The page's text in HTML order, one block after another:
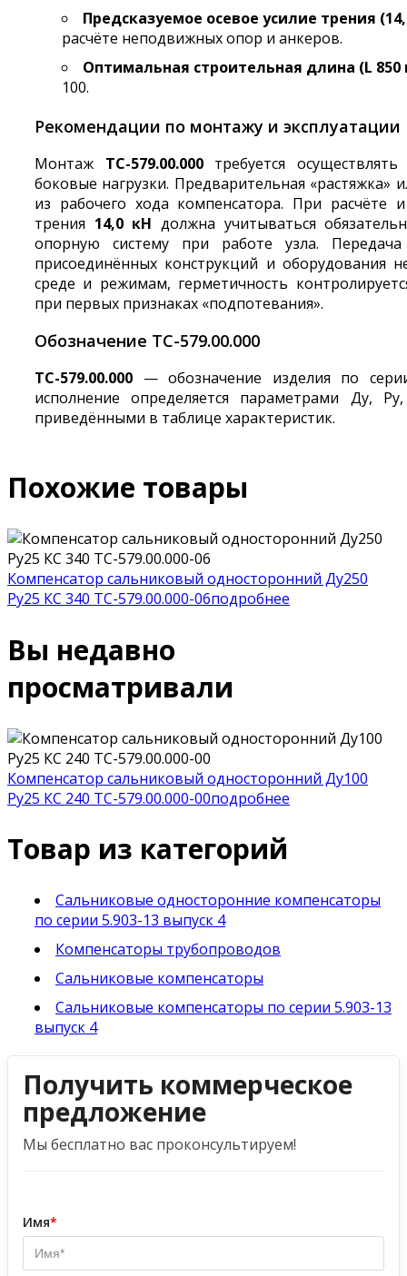
Предсказуемое осевое усилие трения
расчёте неподвижных опор и анкеров.
Оптимальная строительная длина (L
100.
Рекомендации по монтажу и эксплуатации
Монтаж ТС-579.00.000требуется
боковые нагрузки. Предварительная «растяжка»
из рабочего хода компенсатора. При
трения 14,0 кН должна учитываться
опорную систему при работе узла.
присоединённых конструкций и оборудования
среде и режимам, герметичность
при первых признаках «подпотевания».
Обозначение ТС-579.00.000
ТС-579.00.000 — обозначение изделия по
исполнение определяется параметрами Ду,
приведёнными в таблице характеристик.
Похожие товары
Компенсатор сальниковый односторонний Ду250
Ру25 КС 340 ТС-579.00.000-06подробнее
Вы недавно
просматривали
Компенсатор сальниковый односторонний Ду100
Ру25 КС 240 ТС-579.00.000-00подробнее
Товар из категорий
Сальниковые односторонние компенсаторы
по серии 5.903-13 выпуск 4
Компенсаторы трубопроводов
Сальниковые компенсаторы
Сальниковые компенсаторы по серии 5.903-13
выпуск 4
Имя*
Получить коммерческое
предложение
Мы бесплатно вас проконсультируем!